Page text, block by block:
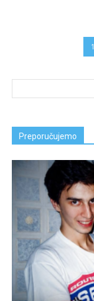
1
Preporučujemo